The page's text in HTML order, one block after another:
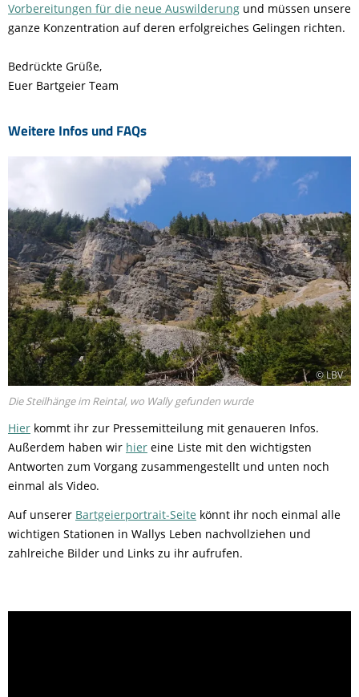
Vorbereitungen für die neue Auswilderung und müssen unsere
ganze Konzentration auf deren erfolgreiches Gelingen richten.
Bedrückte Grüße,
Euer Bartgeier Team
Weitere Infos und FAQs
© LBV
Die Steilhänge im Reintal, wo Wally gefunden wurde
Hier kommt ihr zur Pressemitteilung mit genaueren Infos.
Außerdem haben wir hier eine Liste mit den wichtigsten
Antworten zum Vorgang zusammengestellt und unten noch
einmal als Video.
Auf unserer Bartgeierportrait-Seite könnt ihr noch einmal alle
wichtigen Stationen in Wallys Leben nachvollziehen und
zahlreiche Bilder und Links zu ihr aufrufen.